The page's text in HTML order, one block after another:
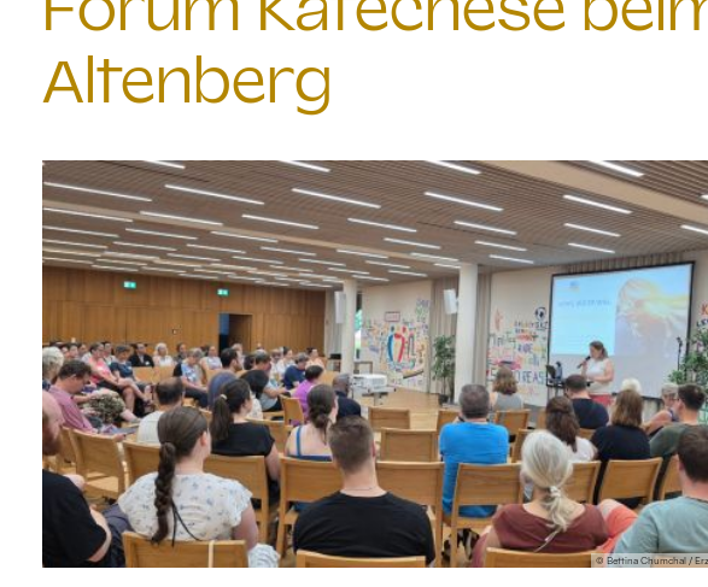
Altenberg
© Bettina Chumchal /